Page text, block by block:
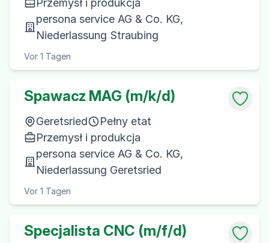
Przemysł i produkcja
persona service AG & Co. KG,
Niederlassung Straubing
Vor 1 Tagen
Spawacz MAG (m/k/d)
Geretsried
Pełny etat
Przemysł i produkcja
persona service AG & Co. KG,
Niederlassung Geretsried
Vor 1 Tagen
Specjalista CNC (m/f/d)